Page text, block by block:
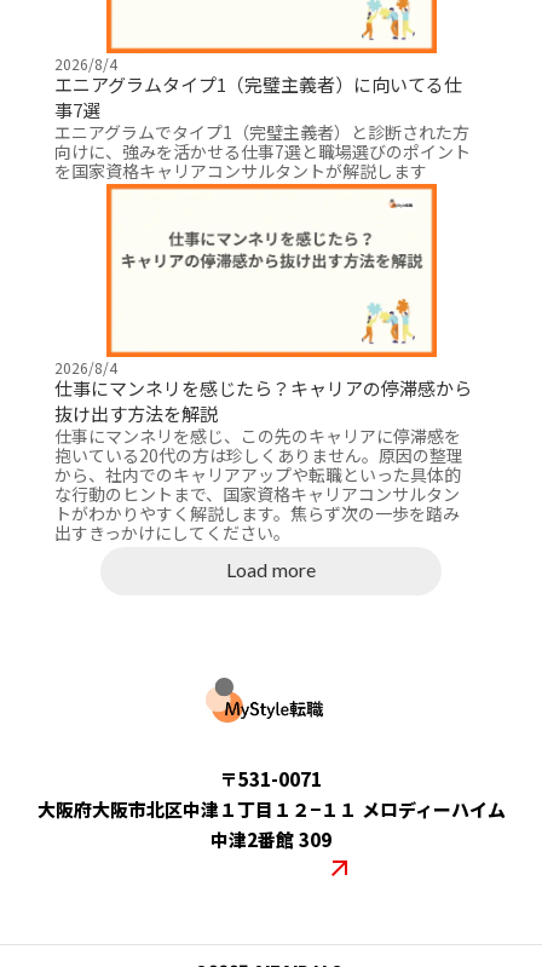
2026/8/4
エニアグラムタイプ1（完璧主義者）に向いてる仕
事7選
エニアグラムでタイプ1（完璧主義者）と診断された方
向けに、強みを活かせる仕事7選と職場選びのポイント
を国家資格キャリアコンサルタントが解説します
2026/8/4
仕事にマンネリを感じたら？キャリアの停滞感から
抜け出す方法を解説
仕事にマンネリを感じ、この先のキャリアに停滞感を
抱いている20代の方は珍しくありません。原因の整理
から、社内でのキャリアアップや転職といった具体的
な行動のヒントまで、国家資格キャリアコンサルタン
トがわかりやすく解説します。焦らず次の一歩を踏み
出すきっかけにしてください。
Load more
〒531-0071
大阪府大阪市北区中津１丁目１２−１１ メロディーハイム
中津2番館 309